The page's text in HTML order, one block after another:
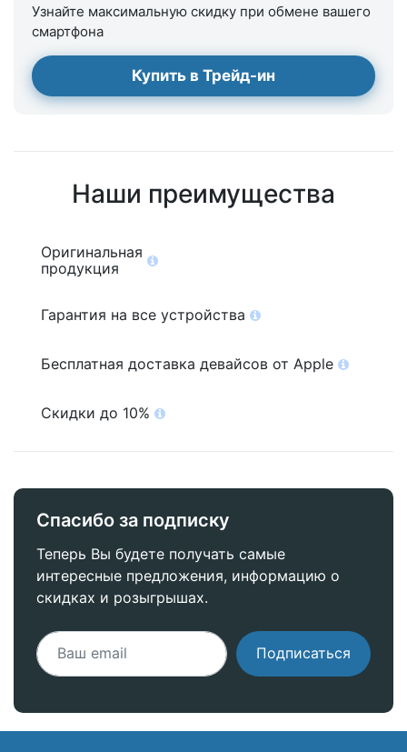
Узнайте максимальную скидку при обмене вашего
смартфона
Купить в Трейд-ин
Наши преимущества
Оригинальная
продукция
Гарантия на все устройства
Бесплатная доставка девайсов от Apple
Скидки до 10%
Спасибо за подписку
Теперь Вы будете получать самые
интересные предложения, информацию о
скидках и розыгрышах.
Подписаться